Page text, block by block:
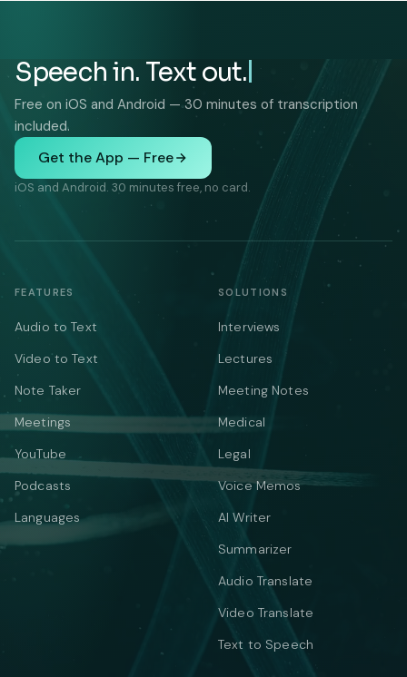
Speech in. Text out.
Free on iOS and Android — 30 minutes of transcription
included.
Get the App — Free
iOS and Android. 30 minutes free, no card.
FEATURES
Audio to Text
Video to Text
Note Taker
Meetings
YouTube
Podcasts
Languages
SOLUTIONS
Interviews
Lectures
Meeting Notes
Medical
Legal
Voice Memos
AI Writer
Summarizer
Audio Translate
Video Translate
Text to Speech